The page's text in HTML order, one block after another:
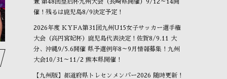
兼 第48回皇后杯九州大会（長崎県開催）9/12～14開
催！残るは鹿児島8/9決定予定！
2026年度 KYFA第31回九州U15女子サッカー選手権
大会（高円宮妃杯）鹿児島代表決定！佐賀8/9.11 大
分、沖縄9/5.6開催 県予選例年8～9月情報募集！九州
大会10/31～11/2 熊本県開催！
【九州版】都道府県トレセンメンバー2026 随時更新！